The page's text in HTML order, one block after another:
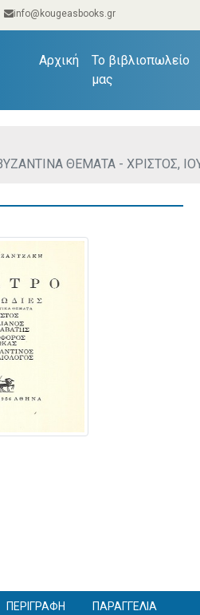
info@kougeasbooks.gr
Αρχική(current)
Το βιβλιοπωλείο
μας
ΘΕΜΑΤΑ - ΧΡΙΣΤΟΣ,
ΠΕΡΙΓΡΑΦΗ ΠΑΡΑΓΓΕΛΙΑ